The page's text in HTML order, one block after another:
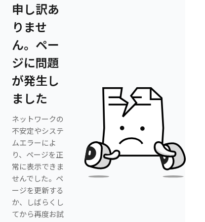
申し訳あ
りませ
ん。ペー
ジに問題
が発生し
ました
ネットワークの
不安定やシステ
ムエラーによ
り、ページを正
常に表示できま
せんでした。ペ
ージを更新する
か、しばらくし
てから再度お試